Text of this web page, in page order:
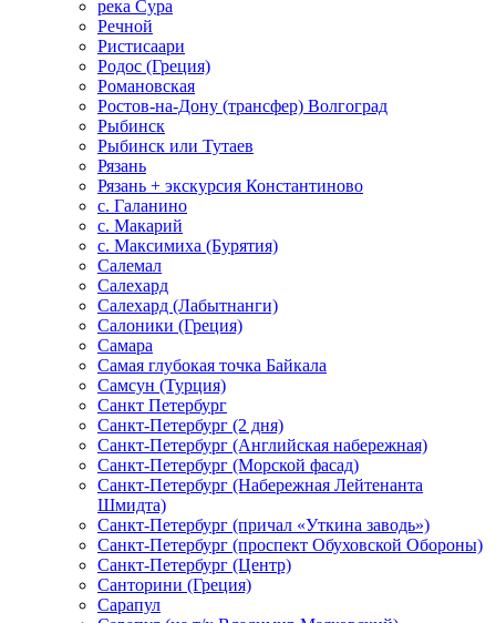
река Сура
Речной
Ристисаари
Родос (Греция)
Романовская
Ростов-на-Дону (трансфер) Волгоград
Рыбинск
Рыбинск или Тутаев
Рязань
Рязань + экскурсия Константиново
с. Галанино
с. Макарий
с. Максимиха (Бурятия)
Салемал
Салехард
Салехард (Лабытнанги)
Салоники (Греция)
Самара
Самая глубокая точка Байкала
Самсун (Турция)
Санкт Петербург
Санкт-Петербург (2 дня)
Санкт-Петербург (Английская набережная)
Санкт-Петербург (Морской фасад)
Санкт-Петербург (Набережная Лейтенанта
Шмидта)
Санкт-Петербург (причал «Уткина заводь»)
Санкт-Петербург (проспект Обуховской Обороны)
Санкт-Петербург (Центр)
Санторини (Греция)
Сарапул